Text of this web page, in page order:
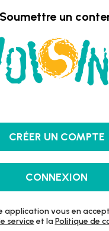
Soumettre un
CRÉER UN COMPTE
CONNEXION
application vous en
service et laPolitique de